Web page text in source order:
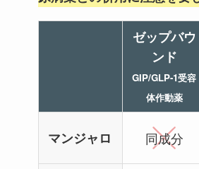
ゼップバウ
ンド
GIP/GLP-1受容
体作動薬
マンジャロ 同成分